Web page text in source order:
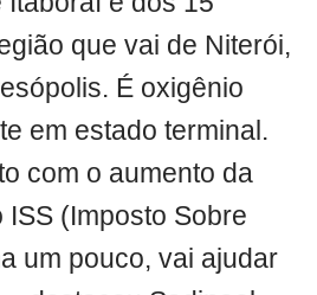
que vai de Niterói,
É oxigênio
em estado terminal.
com o aumento da
(Imposto Sobre
um pouco, vai ajudar